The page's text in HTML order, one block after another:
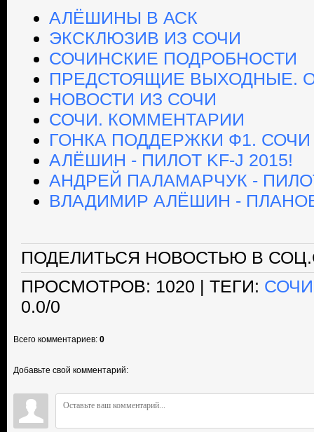
АЛЁШИНЫ В АСК
ЭКСКЛЮЗИВ ИЗ СОЧИ
СОЧИНСКИЕ ПОДРОБНОСТИ
ПРЕДСТОЯЩИЕ ВЫХОДНЫЕ.
НОВОСТИ ИЗ СОЧИ
СОЧИ. КОММЕНТАРИИ
ГОНКА ПОДДЕРЖКИ Ф1. СОЧИ
АЛЁШИН - ПИЛОТ KF-J 2015!
АНДРЕЙ ПАЛАМАРЧУК -
ВЛАДИМИР АЛЁШИН -
ПОДЕЛИТЬСЯ НОВОСТЬЮ В
ПРОСМОТРОВ: 1020 | ТЕГИ: СОЧИ
0.0/0
Всего комментариев: 0
Добавьте свой комментарий: